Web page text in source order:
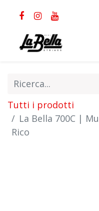
Tutti i prodotti
La Bella 700C |
Rico